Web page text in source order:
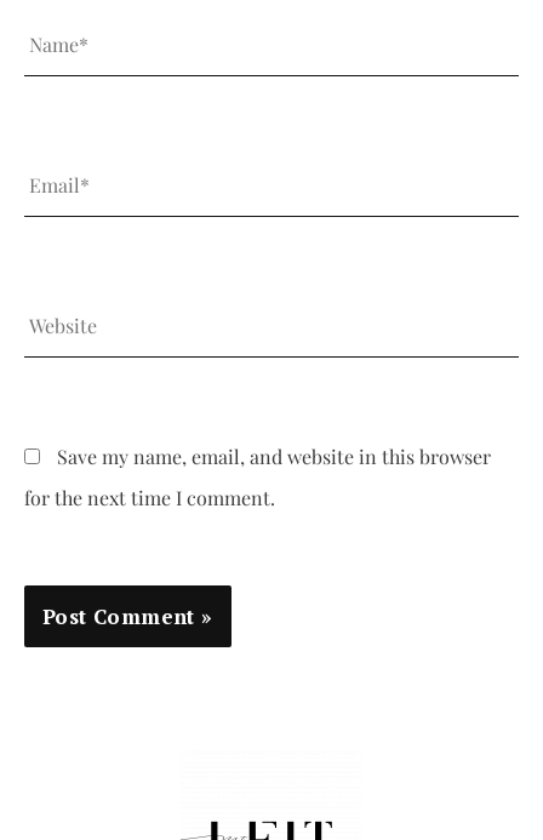
Save my name, email, and website in this browser
for the next time I comment.